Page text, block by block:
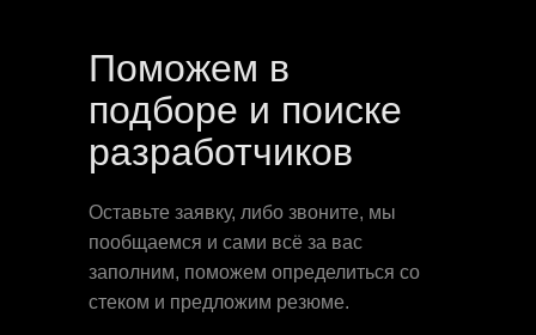
Поможем в
подборе и поиске
разработчиков
Оставьте заявку, либо звоните, мы
пообщаемся и сами всё за вас
заполним, поможем определиться со
стеком и предложим резюме.
ул. Малыгина, 84 к.1
Telegram
Dprofile
crt. коворкинг
+7 (982) 930-09-12
Behance